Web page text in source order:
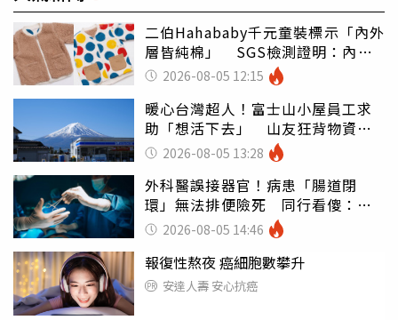
二伯Hahababy千元童裝標示「內外
層皆純棉」 SGS檢測證明：內裡
100%聚酯纖維
2026-08-05 12:15
暖心台灣超人！富士山小屋員工求
助「想活下去」 山友狂背物資上
山：台灣真的是寶島
2026-08-05 13:28
外科醫誤接器官！病患「腸道閉
環」無法排便險死 同行看傻：糟
糕至極
2026-08-05 14:46
報復性熬夜 癌細胞數攀升
安達人壽 安心抗癌